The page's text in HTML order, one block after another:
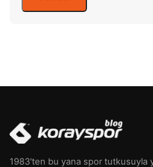
1983'ten bu yana spor tutkusuyla